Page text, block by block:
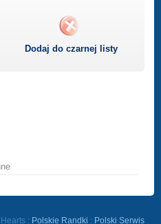
Dodaj do czarnej listy
: Polskie Randki : Polski Serwis